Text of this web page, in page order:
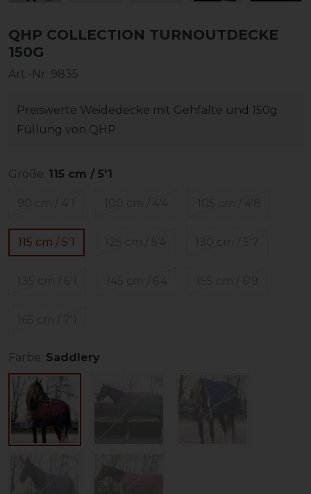
QHP COLLECTION TURNOUTDECKE
150G
Art.-Nr: 9835
Preiswerte Weidedecke mit Gehfalte und 150g
Füllung von QHP
Größe: 115 cm / 5'1
115 cm / 5'1
Farbe: Saddlery